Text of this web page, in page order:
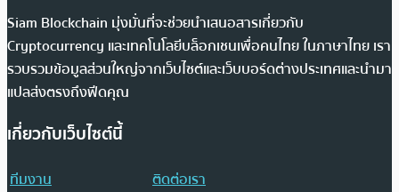
Siam Blockchain มุ่งมั่นที่จะช่วยนำเสนอสารเกี่ยวกับ
Cryptocurrency และเทคโนโลยีบล็อกเชนเพื่อคนไทย ในภาษาไทย เรา
รวบรวมข้อมูลส่วนใหญ่จากเว็บไซต์และเว็บบอร์ดต่างประเทศและนำมา
แปลส่งตรงถึงฟีดคุณ
เกี่ยวกับเว็บไซต์นี้
ทีมงาน
ติดต่อเรา